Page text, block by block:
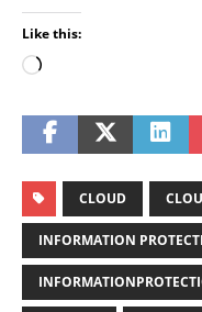
Like this:
CLOUD
INFORMATION